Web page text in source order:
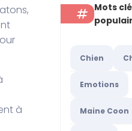
à
Mots
Chien
Emotions
Maine Coon